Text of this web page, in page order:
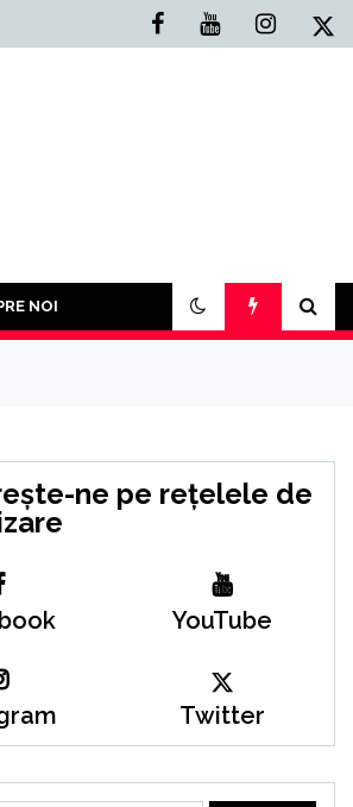
Situația Politică Actuală
din România: O Analiză
Comprehensivă
NOI
ne pe rețelele de
YouTube
Twitter